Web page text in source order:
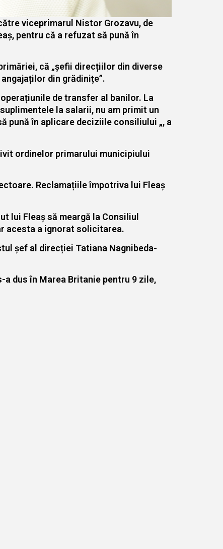
viceprimarul Nistor Grozavu, de
pentru că a refuzat să pună în
că „șefii direcțiilor din diverse
din grădinițe”.
de transfer al banilor. La
la salarii, nu am primit un
pună în aplicare deciziile consiliului „, a
ordinelor primarului municipiului
Reclamațiile împotriva lui Fleaș
lui Fleaș să meargă la Consiliul
acesta a ignorat solicitarea.
șef al direcției Tatiana Nagnibeda-
dus în Marea Britanie pentru 9 zile,